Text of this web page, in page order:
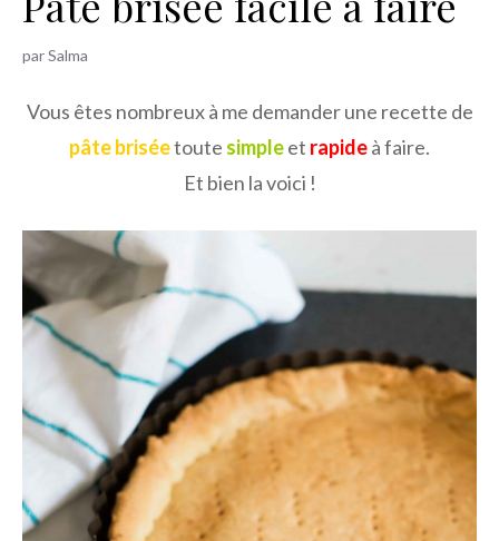
h
parSalma
Vous êtes nombreux à me demander une recette de
pâte briséetoute simpleet rapideà faire.
Et bien la voici !